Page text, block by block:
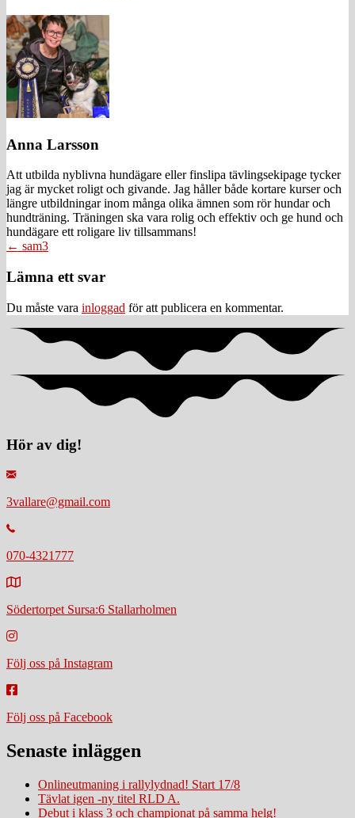
Anna Larsson
Att utbilda nyblivna hundägare eller finslipa tävlingsekipage tycker
jag är mycket roligt och givande. Jag håller både kortare kurser och
längre utbildningar inom många olika ämnen som rör hundar och
hundträning. Träningen ska vara rolig och effektiv och ge hund och
hundägare ett roligare liv tillsammans!
Posts
navigation
← sam3
Läsarkommentarer
Lämna ett svar
Du måste vara inloggad för att publicera en kommentar.
Hör av dig!
3vallare@gmail.com
070-4321777
Södertorpet Sursa:6 Stallarholmen
Följ oss på Instagram
Följ oss på Facebook
Senaste inläggen
Onlineutmaning i rallylydnad! Start 17/8
Tävlat igen -ny titel RLD A.
Debut i klass 3 och championat på samma helg!